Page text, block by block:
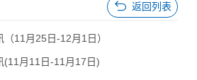
返回列表
11月25日-12月1日）
(11月11日-11月17日)